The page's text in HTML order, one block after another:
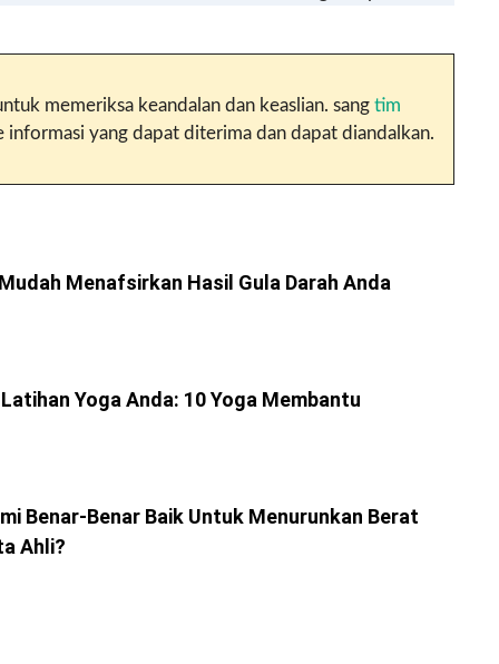
memeriksa keandalan dan keaslian. sang tim
yang dapat diterima dan dapat diandalkan.
Menafsirkan Hasil Gula Darah Anda
Yoga Anda: 10 Yoga Membantu
Benar-Benar Baik Untuk Menurunkan Berat
Ahli?